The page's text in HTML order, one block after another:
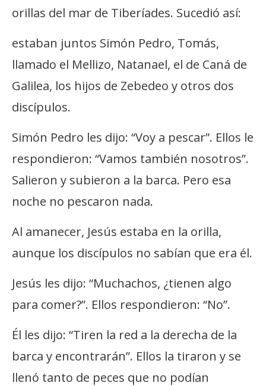
orillas del mar de Tiberíades. Sucedió así:
estaban juntos Simón Pedro, Tomás,
llamado el Mellizo, Natanael, el de Caná de
Galilea, los hijos de Zebedeo y otros dos
discípulos.
Simón Pedro les dijo: “Voy a pescar”. Ellos le
respondieron: “Vamos también nosotros”.
Salieron y subieron a la barca. Pero esa
noche no pescaron nada.
Al amanecer, Jesús estaba en la orilla,
aunque los discípulos no sabían que era él.
Jesús les dijo: “Muchachos, ¿tienen algo
para comer?”. Ellos respondieron: “No”.
Él les dijo: “Tiren la red a la derecha de la
barca y encontrarán”. Ellos la tiraron y se
llenó tanto de peces que no podían